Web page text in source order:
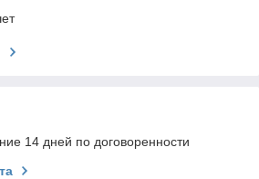
14 дней по договоренности